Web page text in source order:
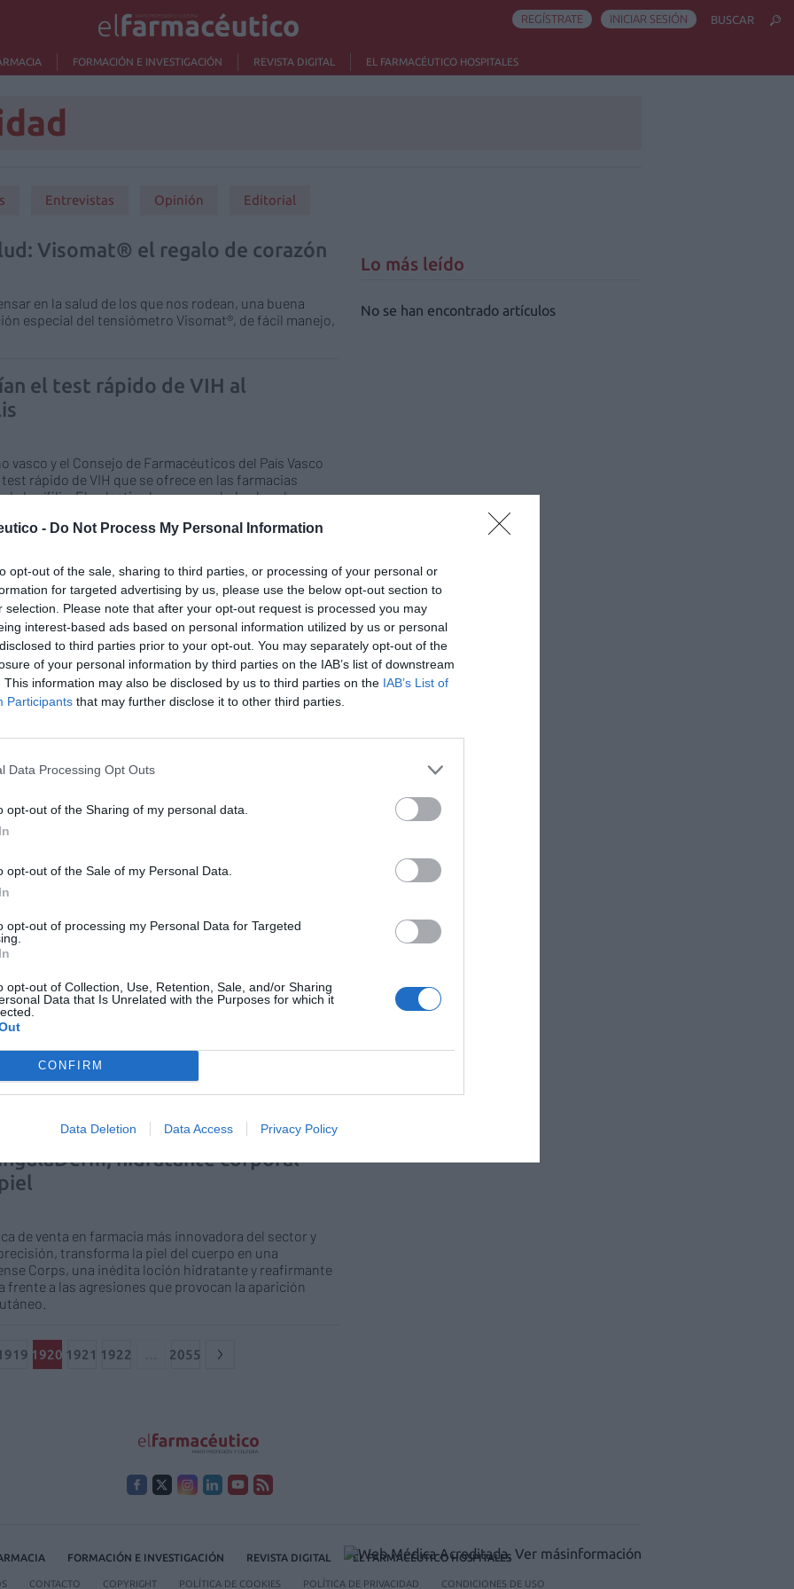
- Do Not Process My Personal Information
opt-out of the sale, sharing to third parties, or processing of your personal or
for targeted advertising by us, please use the below opt-out section to
selection. Please note that after your opt-out request is processed you may
interest-based ads based on personal information utilized by us or personal
to third parties prior to your opt-out. You may separately opt-out of the
of your personal information by third parties on the IAB’s list of downstream
This information may also be disclosed by us to third parties on the IAB’s List of
Participants that may further disclose it to other third parties.
Data Processing Opt Outs
opt-out of the Sharing of my personal data.
opt-out of the Sale of my Personal Data.
opt-out of processing my Personal Data for Targeted
opt-out of Collection, Use, Retention, Sale, and/or Sharing
Data that Is Unrelated with the Purposes for which it
CONFIRM
Data Deletion Data Access Privacy Policy
FORMACIÓN E INVESTIGACIÓN REVISTA DIGITAL EL FARMACÉUTICO HOSPITALES
REGÍSTRATE INICIAR SESIÓN BUSCAR
Entrevistas Opinión Editorial
Visomat® el regalo de corazón
en la salud de los que nos rodean, una buena
especial del tensiómetro Visomat®, de fácil manejo,
el test rápido de VIH al
vasco y el Consejo de Farmacéuticos del País Vasco
rápido de VIH que se ofrece en las farmacias
la sífilis. El colectivo homosexual y los hombres que
(HSH) se verá beneficiado en la misma prueba
del mencionado diagnóstico.
una cadena solidaria virtual para
familias necesitadas
alimentación infantil, ha impulsado, a través de su
fotografías de niños que, con los brazos abiertos
una espectacular cadena infantil. La compañía donará
foto que reciba.
línea de productos «Personal
fabricación y comercialización de productos
de medicamentos genéricos presenta la nueva
encontrar productos destinados al cuidado de todos
ha utilizado homeopatía para
vez más demandada por la sociedad española.
espontáneamente la homeopatía con un
tres ya la ha utilizado para aliviar o tratar distintos
Estudio sobre Conocimiento y Uso de la
nuestro país sobre este método terapéutico que ha
de identificar el grado de conocimiento, uso y
hidratante corporal
de venta en farmacia más innovadora del sector y
transforma la piel del cuerpo en una
Corps, una inédita loción hidratante y reafirmante
a las agresiones que provocan la aparición
1920 1921 1922 2055
Lo más leído
No se han encontrado artículos
FORMACIÓN E INVESTIGACIÓN REVISTA DIGITAL EL FARMACÉUTICO HOSPITALES
CONTACTO COPYRIGHT POLÍTICA DE COOKIES POLÍTICA DE PRIVACIDAD CONDICIONES DE USO